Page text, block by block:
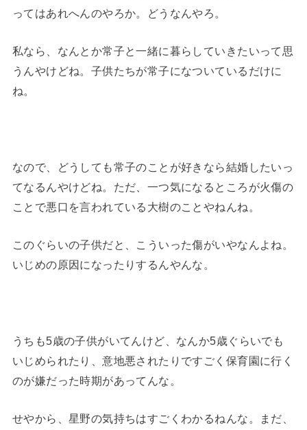
ってはあれへんのやろか。どうなんやろ。
私なら、なんとか常子と一緒に暮らしていきたいって思
うんやけどね。子供たちが常子になついているだけに
ね。
なので、どうしても常子のことが好きなら結婚したいっ
てなるんやけどね。ただ、一つ気になるところが火傷の
ことで悪口を言われている大樹のことやねんね。
このぐらいの子供だと、こういった傷がいやなんよね。
いじめの原因になったりするんやんな。
うちも5歳の子供がいてんけど、なんか5歳ぐらいでも
いじめられたり、意地悪されたりですごく保育園に行く
のが嫌だった時期があってんな。
せやから、星野の気持ちはすごくわかるねんな。まだ、